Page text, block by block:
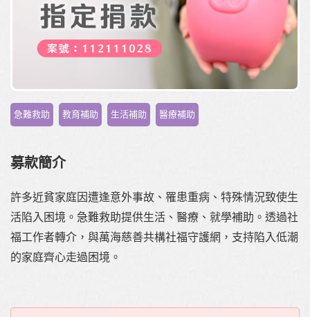
急難救助 教育補助 生活補助 醫療補助
募款簡介
許多近貧家庭因遭逢意外事故、罹患重病、特殊情況致使生
活陷入困境。急難救助提供生活、醫療、就學補助。透過社
福工作者轉介，與萬海慈善共構社福守護網，支持陷入低潮
的家庭齊心走過困境。